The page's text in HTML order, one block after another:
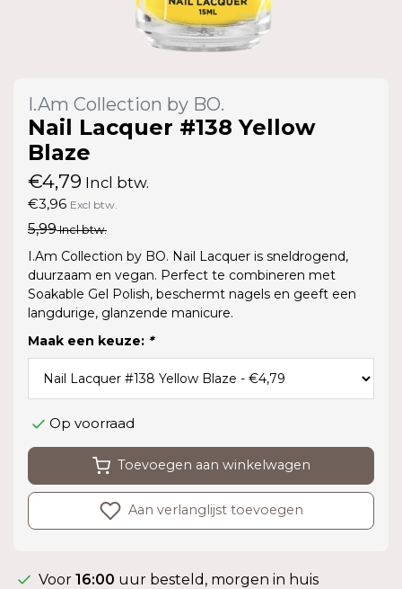
I.Am Collection by BO.
Nail Lacquer #138 Yellow
Blaze
€4,79 Incl btw.
€3,96 Excl btw.
5,99Incl btw.
I.Am Collection by BO. Nail Lacquer is sneldrogend,
duurzaam en vegan. Perfect te combineren met
Soakable Gel Polish, beschermt nagels en geeft een
langdurige, glanzende manicure.
Maak een keuze: *
Op voorraad
Toevoegen aan winkelwagen
Aan verlanglijst toevoegen
Voor 16:00 uur besteld, morgen in huis